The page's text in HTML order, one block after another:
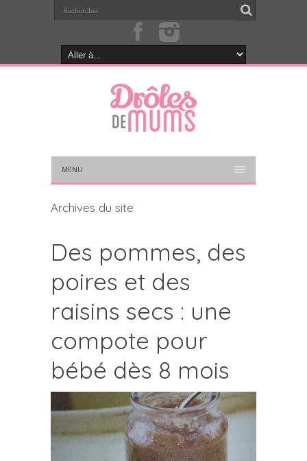
MENU
Archives du site
Des pommes, des
poires et des
raisins secs : une
compote pour
bébé dès 8 mois